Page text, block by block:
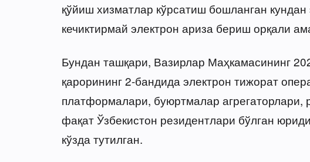
қўйиш хизматлар кўрсатиш бошланган
кечиктирмай электрон ариза бериш орқали
Бундан ташқари, Вазирлар Маҳкамасининг
қарорининг 2-бандида электрон тижорат
платформалари, буюртмалар агрегаторлари,
фақат Ўзбекистон резидентлари бўлган
кўзда тутилган.